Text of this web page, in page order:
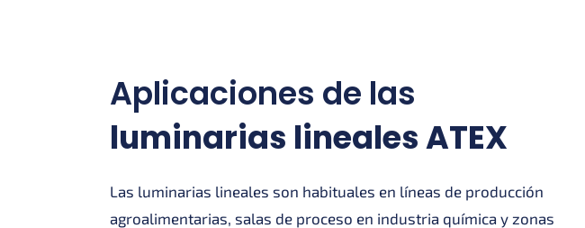
Aplicaciones de las
luminarias lineales ATEX
Las luminarias lineales son habituales en líneas de producción
agroalimentarias, salas de proceso en industria química y zonas